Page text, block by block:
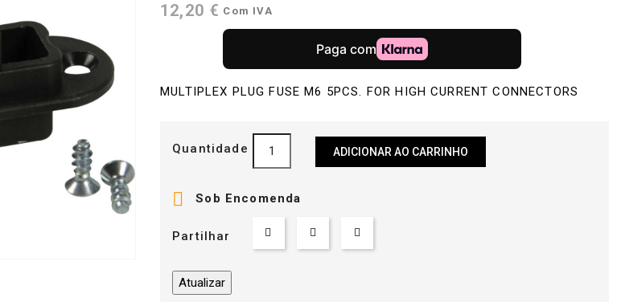
12,20 € Com IVA
MULTIPLEX PLUG FUSE M6 5PCS. FOR HIGH CURRENT CONNECTORS
Quantidade ADICIONAR AO CARRINHO
 Sob Encomenda
Partilhar